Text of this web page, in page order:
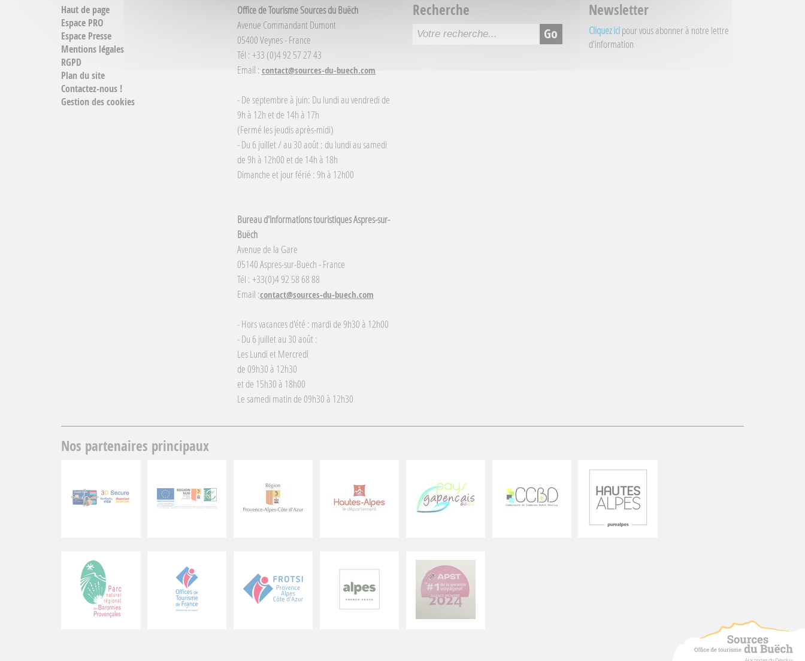
Haut de page
Espace PRO
Espace Presse
Mentions légales
RGPD
Plan du site
Contactez-nous !
Gestion des cookies
Office de Tourisme Sources du Buëch
Avenue Commandant Dumont
05400 Veynes - France
Tél : +33 (0)4 92 57 27 43
Email :contact@sources-du-buech.com
- De septembre à juin: Du lundi au vendredi de
9h à 12h et de 14h à 17h
(Fermé les jeudis après-midi)
- Du 6 juillet / au 30 août : du lundi au samedi
de 9h à 12h00 et de 14h à 18h
Dimanche et jour férié : 9h à 12h00
Bureau d'Informations touristiques Aspres-sur-
Buëch
Avenue de la Gare
05140 Aspres-sur-Buëch - France
Tél : +33(0)4 92 58 68 88
Email :contact@sources-du-buech.com
- Hors vacances d'été : mardi de 9h30 à 12h00
- Du 6 juillet au 30 août :
Les Lundi et Mercredi
de 09h30 à 12h30
et de 15h30 à 18h00
Le samedi matin de 09h30 à 12h30
Recherche Newsletter
Cliquez icipour vous abonner à notre lettre
d'information
Nos partenaires principaux